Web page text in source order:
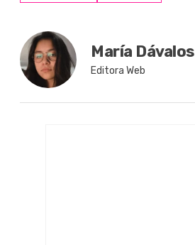
María Dávalos
Editora Web